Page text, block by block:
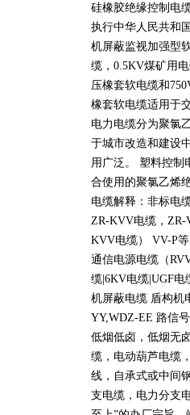
硅橡胶绝缘控制电
执行中华人民共和
机屏蔽监视加强型
缆， 0.5KV煤矿用
压橡套软电缆和
橡套软电缆适用于
电力电缆分为聚氯
于城市改造和建设
用广泛。 塑料控制
合使用的聚氯乙烯
电缆解释：非标电
ZR-KVV电缆， ZR-
KVV电缆） VV-P
通信电源电缆（
缆 |6KV电缆 |UGF电
机屏蔽电缆 盾构机
YY,WDZ-EE 路信
低烟低卤，低烟无
缆，电动葫芦电缆
线，自承式或中间
支电缆，电力分支